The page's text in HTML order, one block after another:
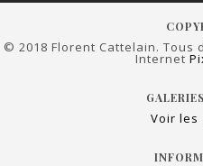
© 2018 Florent Cattelain. Tous
Internet
Voir les